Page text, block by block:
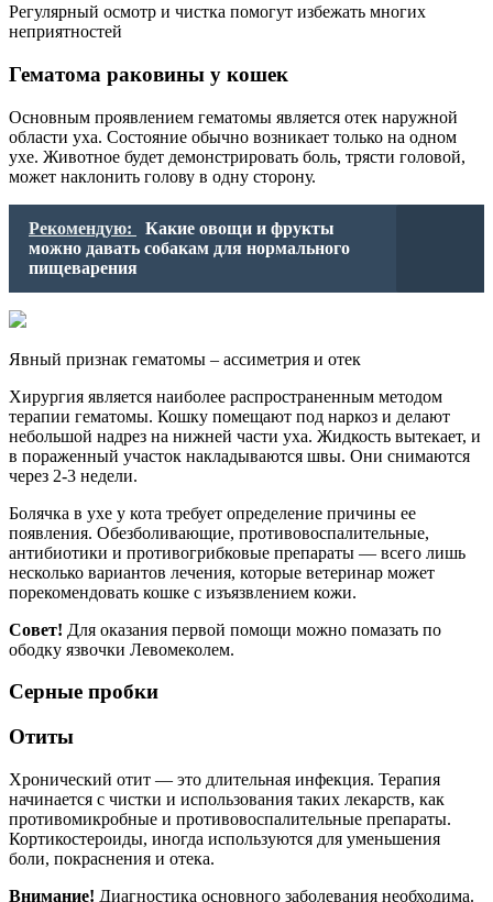
Регулярный осмотр и чистка помогут избежать многих
неприятностей
Гематома раковины у кошек
Основным проявлением гематомы является отек наружной
области уха. Состояние обычно возникает только на одном
ухе. Животное будет демонстрировать боль, трясти головой,
может наклонить голову в одну сторону.
Рекомендую:
Какие овощи и фрукты
можно давать собакам для нормального
пищеварения
Явный признак гематомы – ассиметрия и отек
Хирургия является наиболее распространенным методом
терапии гематомы. Кошку помещают под наркоз и делают
небольшой надрез на нижней части уха. Жидкость вытекает, и
в пораженный участок накладываются швы. Они снимаются
через 2-3 недели.
Болячка в ухе у кота требует определение причины ее
появления. Обезболивающие, противовоспалительные,
антибиотики и противогрибковые препараты — всего лишь
несколько вариантов лечения, которые ветеринар может
порекомендовать кошке с изъязвлением кожи.
Совет! Для оказания первой помощи можно помазать по
ободку язвочки Левомеколем.
Серные пробки
Отиты
Хронический отит — это длительная инфекция. Терапия
начинается с чистки и использования таких лекарств, как
противомикробные и противовоспалительные препараты.
Кортикостероиды, иногда используются для уменьшения
боли, покраснения и отека.
Внимание! Диагностика основного заболевания необходима.